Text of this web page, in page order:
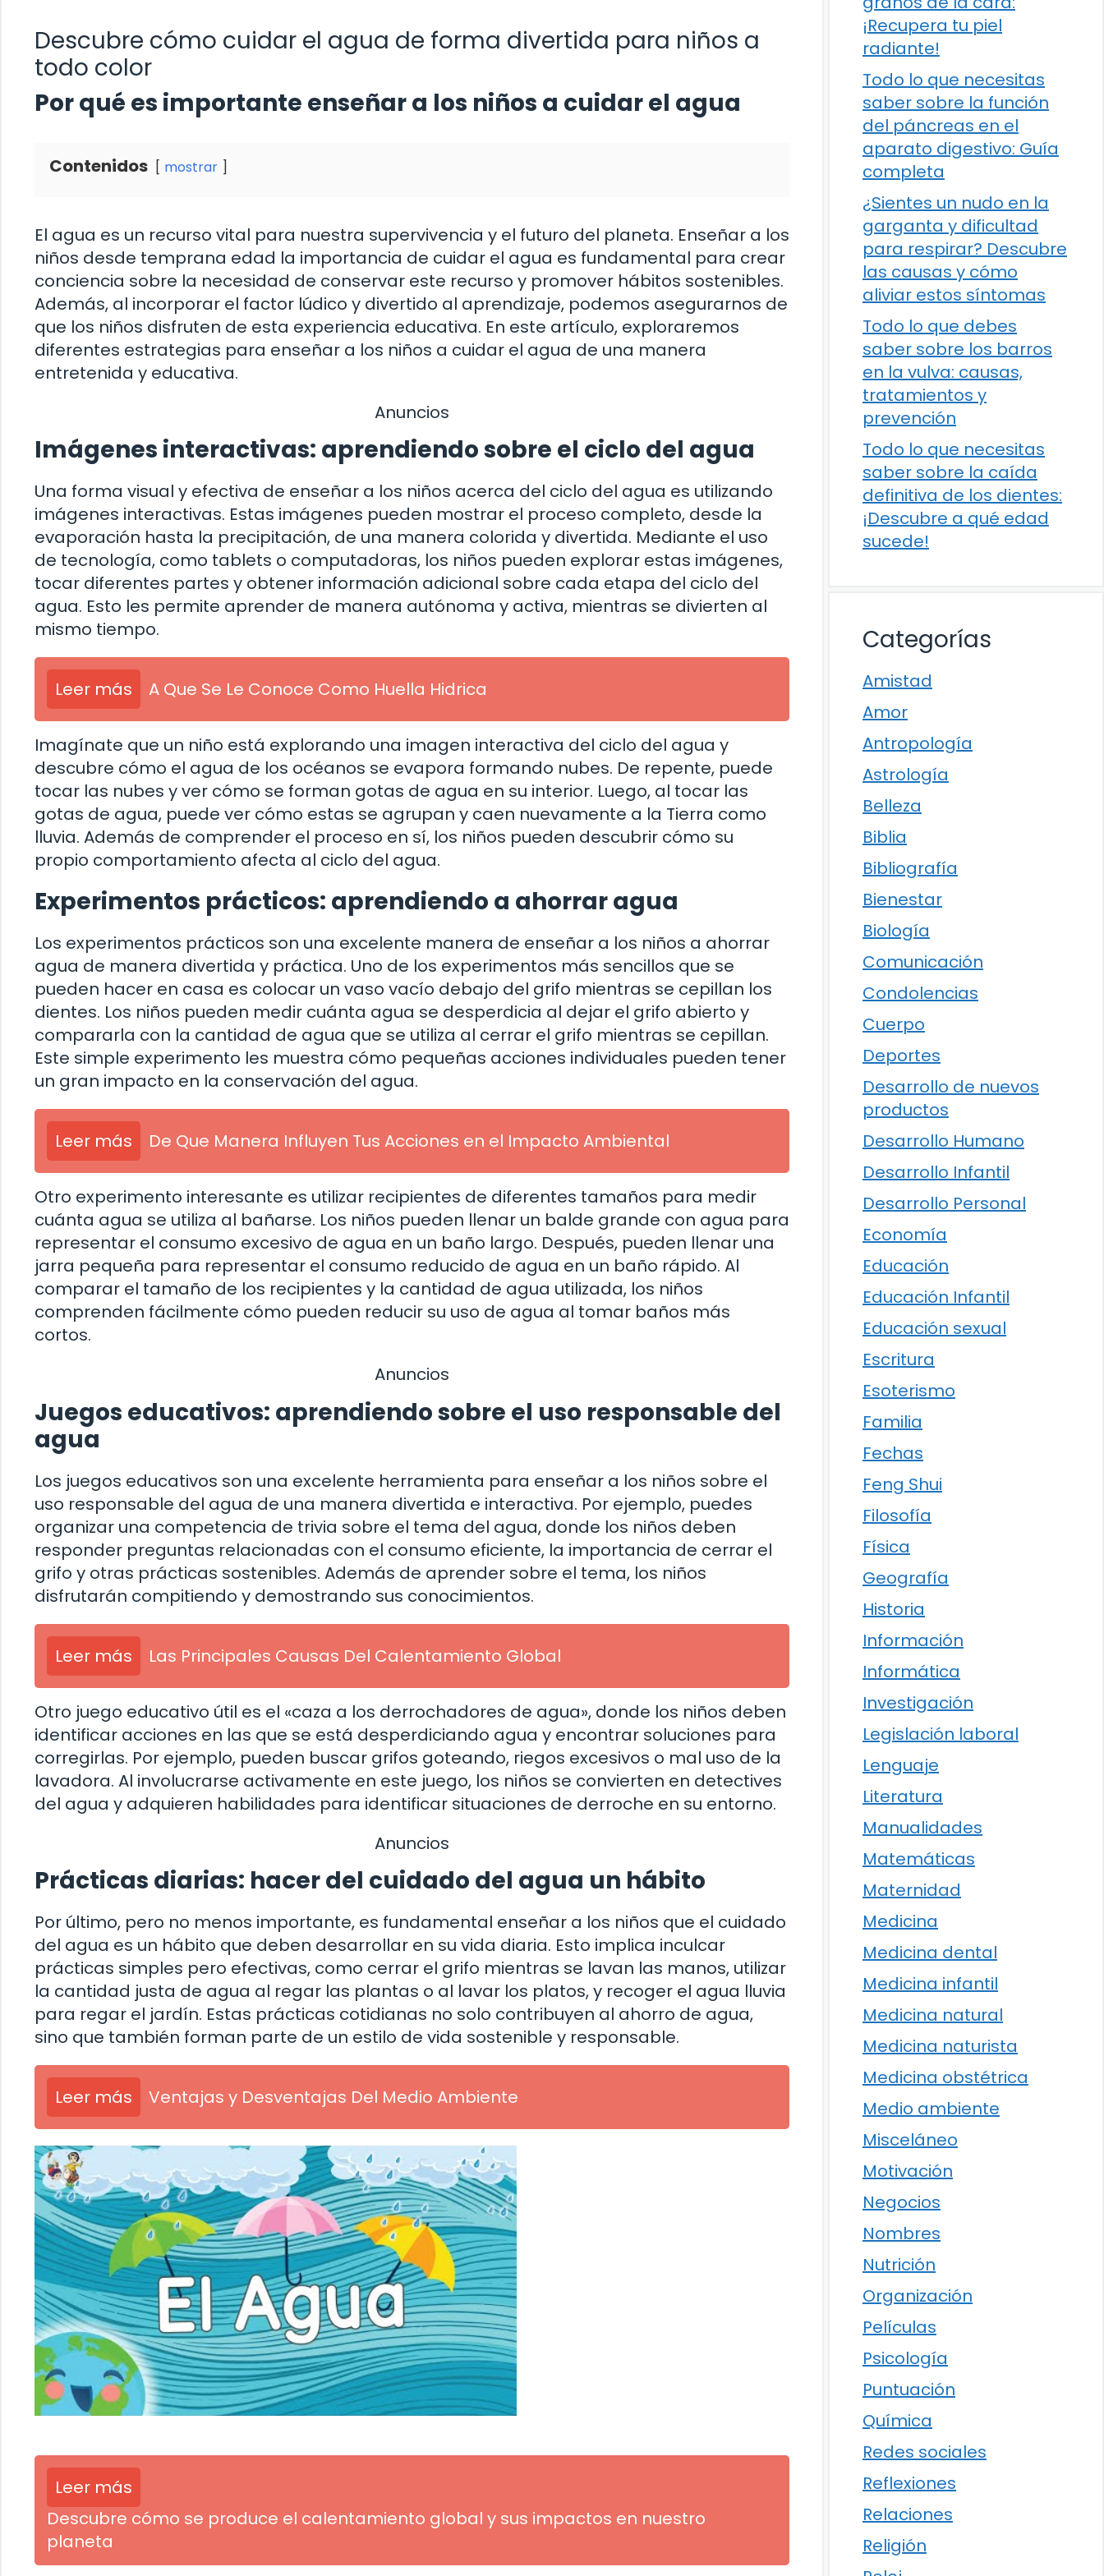
Descubre cómo cuidar el agua de forma divertida para niños a
todo color
Por qué es importante enseñar a los niños a cuidar el agua
Contenidos mostrar
El agua es un recurso vital para nuestra supervivencia y el futuro del planeta. Enseñar a los
niños desde temprana edad la importancia de cuidar el agua es fundamental para crear
conciencia sobre la necesidad de conservar este recurso y promover hábitos sostenibles.
Además, al incorporar el factor lúdico y divertido al aprendizaje, podemos asegurarnos de
que los niños disfruten de esta experiencia educativa. En este artículo, exploraremos
diferentes estrategias para enseñar a los niños a cuidar el agua de una manera
entretenida y educativa.
Anuncios
Imágenes interactivas: aprendiendo sobre el ciclo del agua
Una forma visual y efectiva de enseñar a los niños acerca del ciclo del agua es utilizando
imágenes interactivas. Estas imágenes pueden mostrar el proceso completo, desde la
evaporación hasta la precipitación, de una manera colorida y divertida. Mediante el uso
de tecnología, como tablets o computadoras, los niños pueden explorar estas imágenes,
tocar diferentes partes y obtener información adicional sobre cada etapa del ciclo del
agua. Esto les permite aprender de manera autónoma y activa, mientras se divierten al
mismo tiempo.
Leer más A Que Se Le Conoce Como Huella Hidrica
Imagínate que un niño está explorando una imagen interactiva del ciclo del agua y
descubre cómo el agua de los océanos se evapora formando nubes. De repente, puede
tocar las nubes y ver cómo se forman gotas de agua en su interior. Luego, al tocar las
gotas de agua, puede ver cómo estas se agrupan y caen nuevamente a la Tierra como
lluvia. Además de comprender el proceso en sí, los niños pueden descubrir cómo su
propio comportamiento afecta al ciclo del agua.
Experimentos prácticos: aprendiendo a ahorrar agua
Los experimentos prácticos son una excelente manera de enseñar a los niños a ahorrar
agua de manera divertida y práctica. Uno de los experimentos más sencillos que se
pueden hacer en casa es colocar un vaso vacío debajo del grifo mientras se cepillan los
dientes. Los niños pueden medir cuánta agua se desperdicia al dejar el grifo abierto y
compararla con la cantidad de agua que se utiliza al cerrar el grifo mientras se cepillan.
Este simple experimento les muestra cómo pequeñas acciones individuales pueden tener
un gran impacto en la conservación del agua.
Leer más De Que Manera Influyen Tus Acciones en el Impacto Ambiental
Otro experimento interesante es utilizar recipientes de diferentes tamaños para medir
cuánta agua se utiliza al bañarse. Los niños pueden llenar un balde grande con agua para
representar el consumo excesivo de agua en un baño largo. Después, pueden llenar una
jarra pequeña para representar el consumo reducido de agua en un baño rápido. Al
comparar el tamaño de los recipientes y la cantidad de agua utilizada, los niños
comprenden fácilmente cómo pueden reducir su uso de agua al tomar baños más
cortos.
Anuncios
Juegos educativos: aprendiendo sobre el uso responsable del
agua
Los juegos educativos son una excelente herramienta para enseñar a los niños sobre el
uso responsable del agua de una manera divertida e interactiva. Por ejemplo, puedes
organizar una competencia de trivia sobre el tema del agua, donde los niños deben
responder preguntas relacionadas con el consumo eficiente, la importancia de cerrar el
grifo y otras prácticas sostenibles. Además de aprender sobre el tema, los niños
disfrutarán compitiendo y demostrando sus conocimientos.
Leer más Las Principales Causas Del Calentamiento Global
Otro juego educativo útil es el «caza a los derrochadores de agua», donde los niños deben
identificar acciones en las que se está desperdiciando agua y encontrar soluciones para
corregirlas. Por ejemplo, pueden buscar grifos goteando, riegos excesivos o mal uso de la
lavadora. Al involucrarse activamente en este juego, los niños se convierten en detectives
del agua y adquieren habilidades para identificar situaciones de derroche en su entorno.
Anuncios
Prácticas diarias: hacer del cuidado del agua un hábito
Por último, pero no menos importante, es fundamental enseñar a los niños que el cuidado
del agua es un hábito que deben desarrollar en su vida diaria. Esto implica inculcar
prácticas simples pero efectivas, como cerrar el grifo mientras se lavan las manos, utilizar
la cantidad justa de agua al regar las plantas o al lavar los platos, y recoger el agua lluvia
para regar el jardín. Estas prácticas cotidianas no solo contribuyen al ahorro de agua,
sino que también forman parte de un estilo de vida sostenible y responsable.
Leer más Ventajas y Desventajas Del Medio Ambiente
Leer más
Descubre cómo se produce el calentamiento global y sus impactos en nuestro
planeta
¡Recupera tu piel
radiante!
Todo lo que necesitas
saber sobre la función
del páncreas en el
aparato digestivo: Guía
completa
¿Sientes un nudo en la
garganta y dificultad
para respirar? Descubre
las causas y cómo
aliviar estos síntomas
Todo lo que debes
saber sobre los barros
en la vulva: causas,
tratamientos y
prevención
Todo lo que necesitas
saber sobre la caída
definitiva de los dientes:
¡Descubre a qué edad
sucede!
Categorías
Amistad
Amor
Antropología
Astrología
Belleza
Biblia
Bibliografía
Bienestar
Biología
Comunicación
Condolencias
Cuerpo
Deportes
Desarrollo de nuevos
productos
Desarrollo Humano
Desarrollo Infantil
Desarrollo Personal
Economía
Educación
Educación Infantil
Educación sexual
Escritura
Esoterismo
Familia
Fechas
Feng Shui
Filosofía
Física
Geografía
Historia
Información
Informática
Investigación
Legislación laboral
Lenguaje
Literatura
Manualidades
Matemáticas
Maternidad
Medicina
Medicina dental
Medicina infantil
Medicina natural
Medicina naturista
Medicina obstétrica
Medio ambiente
Misceláneo
Motivación
Negocios
Nombres
Nutrición
Organización
Películas
Psicología
Puntuación
Química
Redes sociales
Reflexiones
Relaciones
Religión